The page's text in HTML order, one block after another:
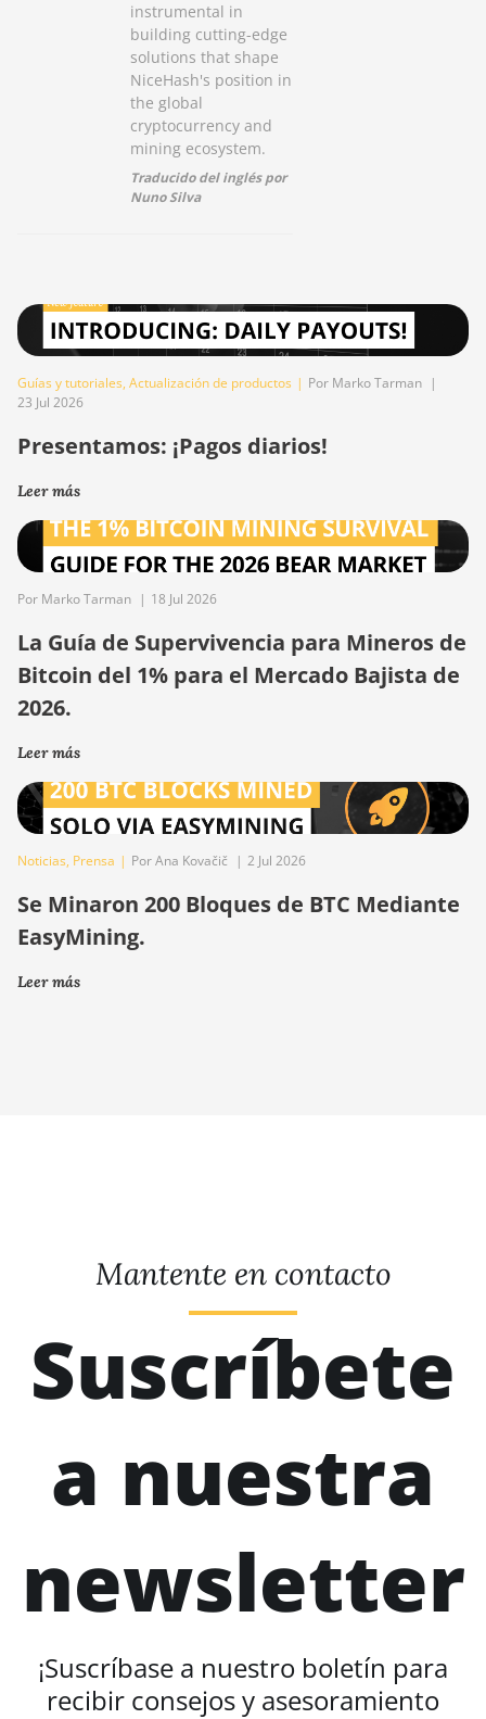
instrumental in
building cutting-edge
solutions that shape
NiceHash's position in
the global
cryptocurrency and
mining ecosystem.
Traducido del inglés por
Nuno Silva
Guías y tutoriales, Actualización de productos | Por Marko Tarman |
23 Jul 2026
Presentamos: ¡Pagos diarios!
Leer más
Por Marko Tarman | 18 Jul 2026
La Guía de Supervivencia para Mineros de
Bitcoin del 1% para el Mercado Bajista de
2026.
Leer más
Noticias, Prensa | Por Ana Kovačič | 2 Jul 2026
Se Minaron 200 Bloques de BTC Mediante
EasyMining.
Leer más
Mantente en contacto
Suscríbete
a nuestra
newsletter
¡Suscríbase a nuestro boletín para
recibir consejos y asesoramiento